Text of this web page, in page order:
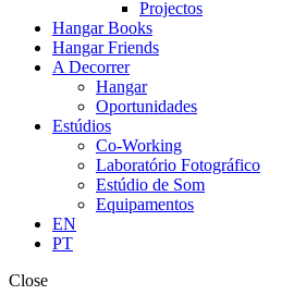
Projectos
Hangar Books
Hangar Friends
A Decorrer
Hangar
Oportunidades
Estúdios
Co-Working
Laboratório Fotográfico
Estúdio de Som
Equipamentos
EN
PT
Close